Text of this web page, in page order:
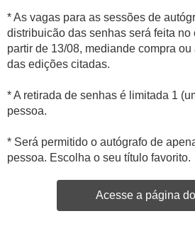
* As vagas para as sessões de
distribuicão das senhas será feita no
partir de 13/08, mediande compra
das edições citadas.
* A retirada de senhas é limitada 1
pessoa.
* Será permitido o autógrafo de
pessoa. Escolha o seu título favorito.
Acesse a página